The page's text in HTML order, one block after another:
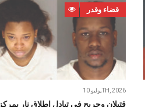
قضاء وقدر
يوليو 10TH, 2026
قتيلان وجريح في تبادل إطلاق نار بمركز